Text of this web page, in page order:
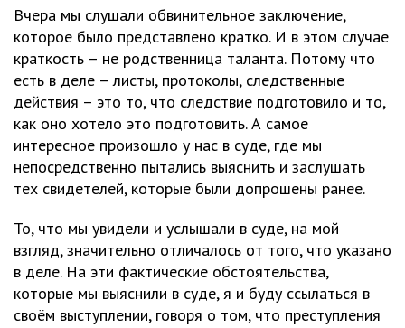
Вчера мы слушали обвинительное заключение,
которое было представлено кратко. И в этом случае
краткость – не родственница таланта. Потому что
есть в деле – листы, протоколы, следственные
действия – это то, что следствие подготовило и то,
как оно хотело это подготовить. А самое
интересное произошло у нас в суде, где мы
непосредственно пытались выяснить и заслушать
тех свидетелей, которые были допрошены ранее.
То, что мы увидели и услышали в суде, на мой
взгляд, значительно отличалось от того, что указано
в деле. На эти фактические обстоятельства,
которые мы выяснили в суде, я и буду ссылаться в
своём выступлении, говоря о том, что преступления